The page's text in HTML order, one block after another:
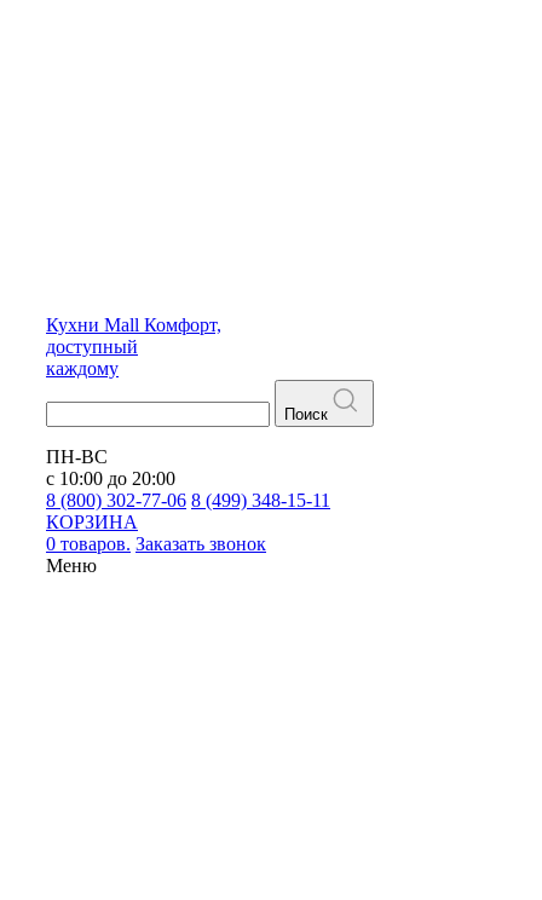
Кухни Mall Комфорт,
доступный
каждому
Поиск
ПН-ВС
с 10:00 до 20:00
8 (800) 302-77-06 8 (499) 348-15-11
КОРЗИНА
0 товаров. Заказать звонок
Меню